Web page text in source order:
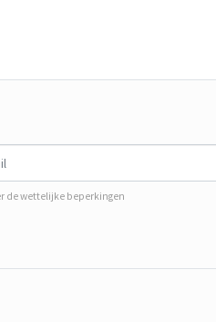
de wettelijke beperkingen